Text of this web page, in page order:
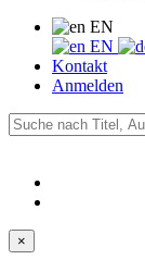
EN
EN
Kontakt
Anmelden
×